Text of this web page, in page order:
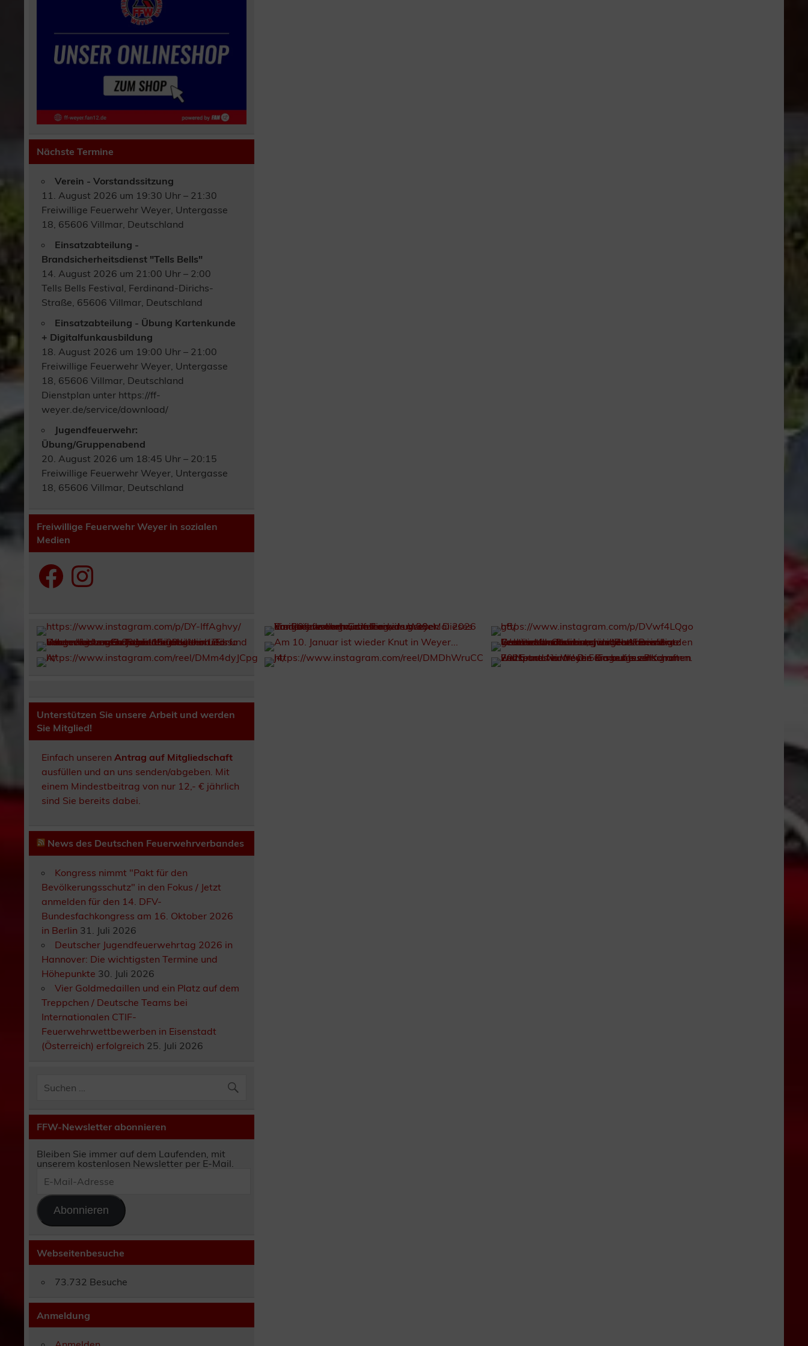
Nächste Termine
Verein - Vorstandssitzung
11. August 2026 um 19:30 Uhr – 21:30
Freiwillige Feuerwehr Weyer, Untergasse
18, 65606 Villmar, Deutschland
Einsatzabteilung -
Brandsicherheitsdienst "Tells Bells"
14. August 2026 um 21:00 Uhr – 2:00
Tells Bells Festival, Ferdinand-Dirichs-
Straße, 65606 Villmar, Deutschland
Einsatzabteilung - Übung Kartenkunde
+ Digitalfunkausbildung
18. August 2026 um 19:00 Uhr – 21:00
Freiwillige Feuerwehr Weyer, Untergasse
18, 65606 Villmar, Deutschland
Dienstplan unter https://ff-
weyer.de/service/download/
Jugendfeuerwehr:
Übung/Gruppenabend
20. August 2026 um 18:45 Uhr – 20:15
Freiwillige Feuerwehr Weyer, Untergasse
18, 65606 Villmar, Deutschland
Freiwillige Feuerwehr Weyer in sozialen
Medien
FacebookInstagram
Unterstützen Sie unsere Arbeit und werden
Sie Mitglied!
Einfach unserenAntrag auf Mitgliedschaft
ausfüllen und an uns senden/abgeben. Mit
einem Mindestbeitrag von nur 12,- € jährlich
sind Sie bereits dabei.
News des Deutschen Feuerwehrverbandes
Kongress nimmt "Pakt für den
Bevölkerungsschutz" in den Fokus / Jetzt
anmelden für den 14. DFV-
Bundesfachkongress am 16. Oktober 2026
in Berlin 31. Juli 2026
Deutscher Jugendfeuerwehrtag 2026 in
Hannover: Die wichtigsten Termine und
Höhepunkte 30. Juli 2026
Vier Goldmedaillen und ein Platz auf dem
Treppchen / Deutsche Teams bei
Internationalen CTIF-
Feuerwehrwettbewerben in Eisenstadt
(Österreich) erfolgreich 25. Juli 2026
FFW-Newsletter abonnieren
Bleiben Sie immer auf dem Laufenden, mit
unserem kostenlosen Newsletter per E-Mail.
Mail-
Adresse
Abonnieren
Webseitenbesuche
73.732 Besuche
Anmeldung